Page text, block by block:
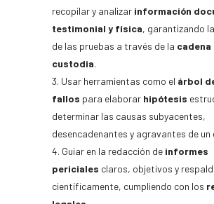
recopilar y analizar información
testimonial y física, garantizando
de las pruebas a través de la cadena
custodia.
Usar herramientas como el árbol
fallos para elaborar hipótesis
determinar las causas subyacentes,
desencadenantes y agravantes de un
Guiar en la redacción de informes
periciales claros, objetivos y
científicamente, cumpliendo con los